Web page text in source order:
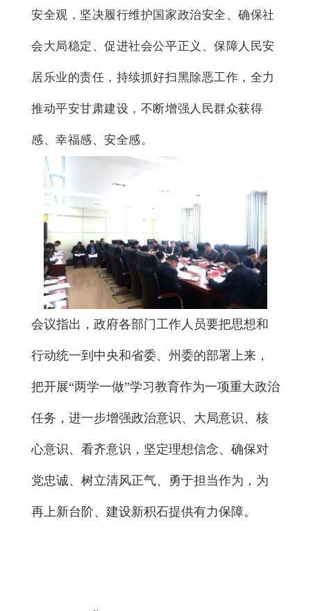
安全观，坚决履行维护国家政治安全、确保社
会大局稳定、促进社会公平正义、保障人民安
居乐业的责任，持续抓好扫黑除恶工作，全力
推动平安甘肃建设，不断增强人民群众获得
感、幸福感、安全感。
会议指出，政府各部门工作人员要把思想和
行动统一到中央和省委、州委的部署上来，
把开展“两学一做”学习教育作为一项重大政治
任务，进一步增强政治意识、大局意识、核
心意识、看齐意识，坚定理想信念、确保对
党忠诚、树立清风正气、勇于担当作为，为
再上新台阶、建设新积石提供有力保障。